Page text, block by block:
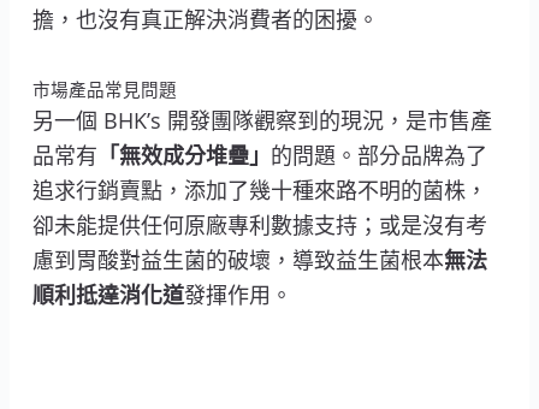
擔，也沒有真正解決消費者的困擾。
市場產品常見問題
另一個 BHK’s 開發團隊觀察到的現況，是市售產
品常有 「無效成分堆疊」 的問題。部分品牌為了
追求行銷賣點，添加了幾十種來路不明的菌株，
卻未能提供任何原廠專利數據支持；或是沒有考
慮到胃酸對益生菌的破壞，導致益生菌根本無法
順利抵達消化道發揮作用。